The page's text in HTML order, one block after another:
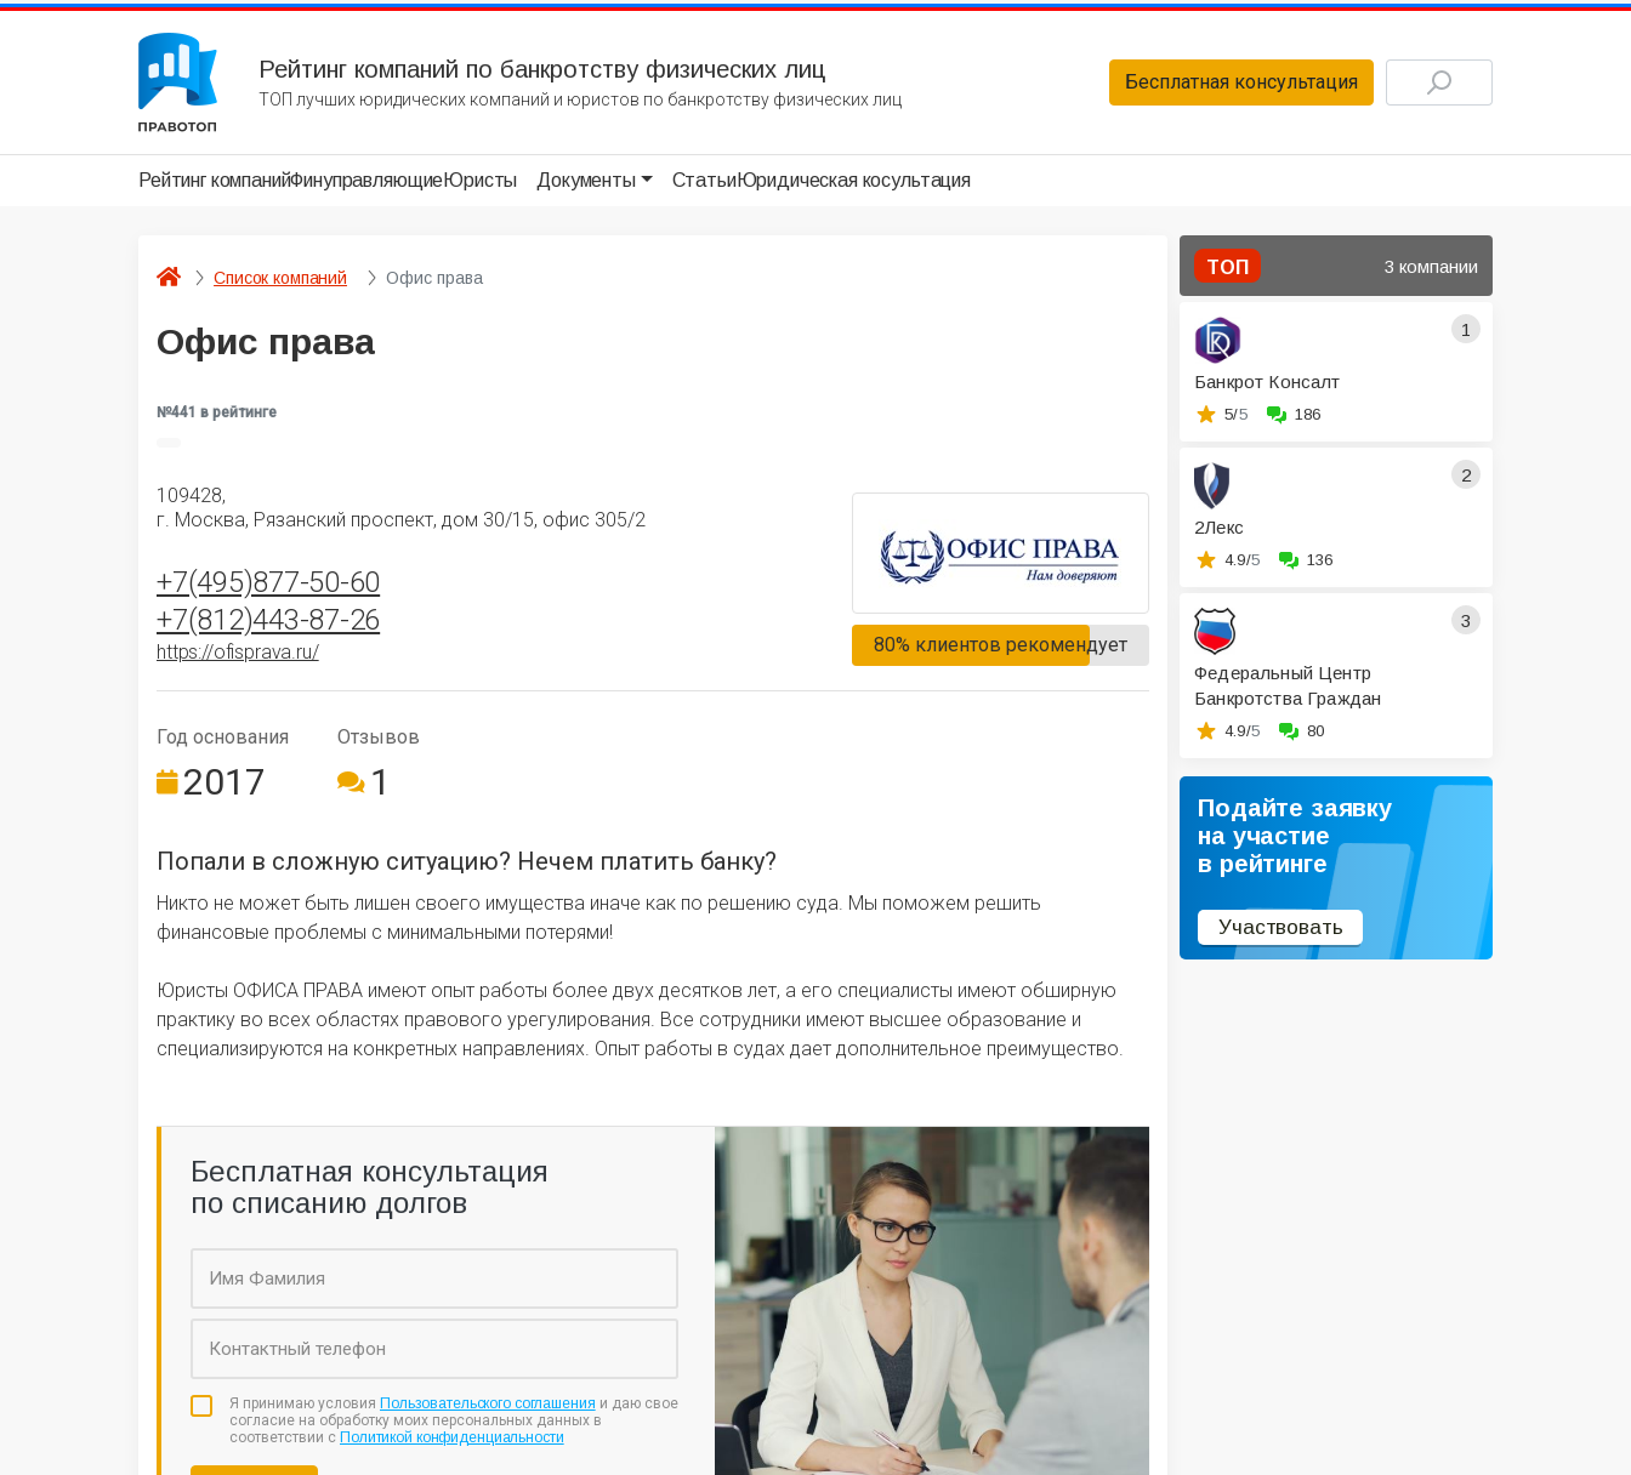
Рейтинг компаний по банкротству физических лиц
ТОП лучших юридических компаний и юристов по банкротству физических лиц
Бесплатная консультация
Рейтинг компанийФинуправляющиеЮристы Документы СтатьиЮридическая косультация
Список компаний Офис права
Офис права
№441 в рейтинге
109428,
г. Москва, Рязанский проспект, дом 30/15, офис 305/2
+7(495)877-50-60
+7(812)443-87-26
https://ofisprava.ru/ 80% клиентов рекомендует
Год ос­но­ва­ния
2017
Отзывов
1
Попали в сложную ситуацию? Нечем платить банку?
Никто не может быть лишен своего имущества иначе как по решению суда. Мы поможем решить
финансовые проблемы с минимальными потерями!
Юристы ОФИСА ПРАВА имеют опыт работы более двух десятков лет, а его специалисты имеют обширную
практику во всех областях правового урегулирования. Все сотрудники имеют высшее образование и
специализируются на конкретных направлениях. Опыт работы в судах дает дополнительное преимущество.
Бесплатная консультация
по списанию долгов
Я принимаю условия Пользовательского соглашения и даю свое
согласие на обработку моих персональных данных в
соответствии с Политикой конфиденциальности
ТОП 3 компании
1
Банкрот Консалт
5/5 186
2
2Лекс
4.9/5 136
3
Федеральный Центр
Банкротства Граждан
4.9/5 80
Подайте заявку
на участие
в рейтинге
Участвовать